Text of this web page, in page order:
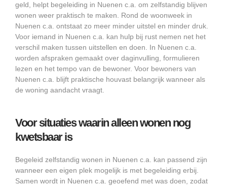
geld, helpt begeleiding in Nuenen c.a. om zelfstandig blijven
wonen weer praktisch te maken. Rond de woonweek in
Nuenen c.a. ontstaat zo meer minder uitstel en minder druk.
Voor iemand in Nuenen c.a. kan hulp bij rust nemen net het
verschil maken tussen uitstellen en doen. In Nuenen c.a.
worden afspraken gemaakt over daginvulling, formulieren
lezen en het tempo van de bewoner. Voor bewoners van
Nuenen c.a. blijft praktische houvast belangrijk wanneer als
de woning aandacht vraagt.
Voor situaties waarin alleen wonen nog
kwetsbaar is
Begeleid zelfstandig wonen in Nuenen c.a. kan passend zijn
wanneer een eigen plek mogelijk is met begeleiding erbij.
Samen wordt in Nuenen c.a. geoefend met was doen, zodat